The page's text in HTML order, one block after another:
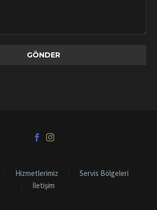
Hizmetlerimiz
Servis Bölgeleri
İletişim